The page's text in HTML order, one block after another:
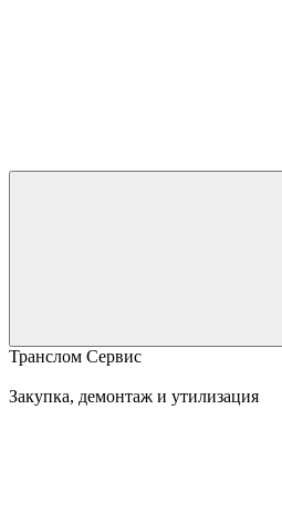
Транслом Сервис
Закупка, демонтаж и утилизация